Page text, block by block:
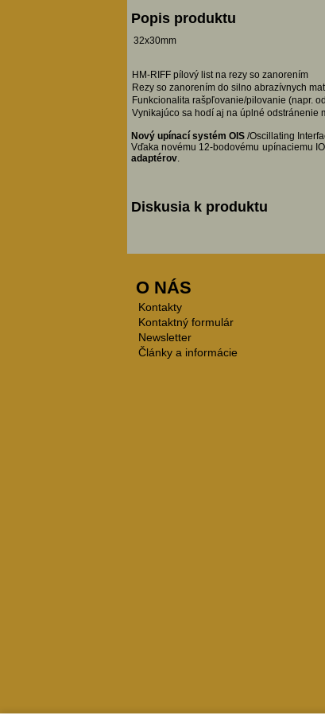
Popis produktu
32x30mm
HM-RIFF pílový list na rezy so zanorením
Rezy so zanorením do silno abrazívnych
Funkcionalita rašpľovanie/pilovanie (napr.
Vynikajúco sa hodí aj na úplné odstránenie
Nový upínací systém OIS /Oscillating
Vďaka novému 12-bodovému upínaciemu
adaptérov.
Diskusia k produktu
O NÁS
Kontakty
Kontaktný formulár
Newsletter
Články a informácie